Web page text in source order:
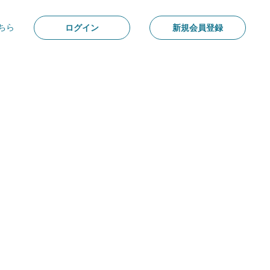
ら ログイン 新規会員登録